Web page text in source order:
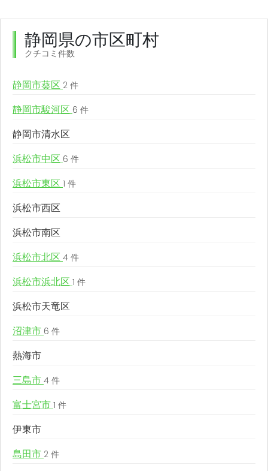
静岡県の市区町村
クチコミ件数
静岡市葵区 2 件
静岡市駿河区 6 件
静岡市清水区
浜松市中区 6 件
浜松市東区 1 件
浜松市西区
浜松市南区
浜松市北区 4 件
浜松市浜北区 1 件
浜松市天竜区
沼津市 6 件
熱海市
三島市 4 件
富士宮市 1 件
伊東市
島田市 2 件